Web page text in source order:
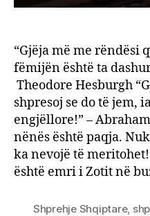
“Gjëja më me rëndësi
fëmijën është ta
Theodore Hesburgh
shpresoj se do të jem,
engjëllore!” –
nënës është paqja.
ka nevojë të
është emri i Zotit në
Shprehje Shqiptare,